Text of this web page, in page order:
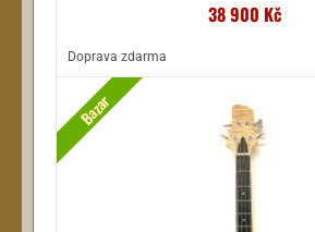
38 900 Kč
Doprava zdarma
Bazar